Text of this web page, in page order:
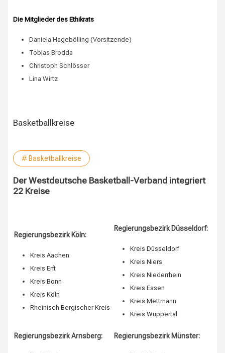
Die Mitglieder des Ethikrats
Daniela Hagebölling (Vorsitzende)
Tobias Brodda
Christoph Schlösser
Lina Wirtz
Basketballkreise
# Basketballkreise
Der Westdeutsche Basketball-Verband integriert
22 Kreise
Regierungsbezirk Köln:
Kreis Aachen
Kreis Erft
Kreis Bonn
Kreis Köln
Rheinisch Bergischer Kreis
Regierungsbezirk Düsseldorf:
Kreis Düsseldorf
Kreis Niers
Kreis Niederrhein
Kreis Essen
Kreis Mettmann
Kreis Wuppertal
Regierungsbezirk Arnsberg: Regierungsbezirk Münster: